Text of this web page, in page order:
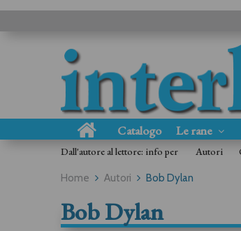
Catalogo Le rane
Dall'autore al lettore: info per Autori
Home Autori Bob Dylan
Bob Dylan